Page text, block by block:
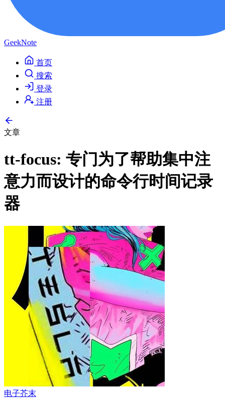
GeekNote
首页
搜索
登录
注册
文章
tt-focus: 专门为了帮助集中注
意力而设计的命令行时间记录
器
电子芥末